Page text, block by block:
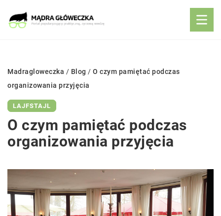
Madragloweczka / Blog / O czym pamiętać podczas
organizowania przyjęcia
LAJFSTAJL
O czym pamiętać podczas
organizowania przyjęcia